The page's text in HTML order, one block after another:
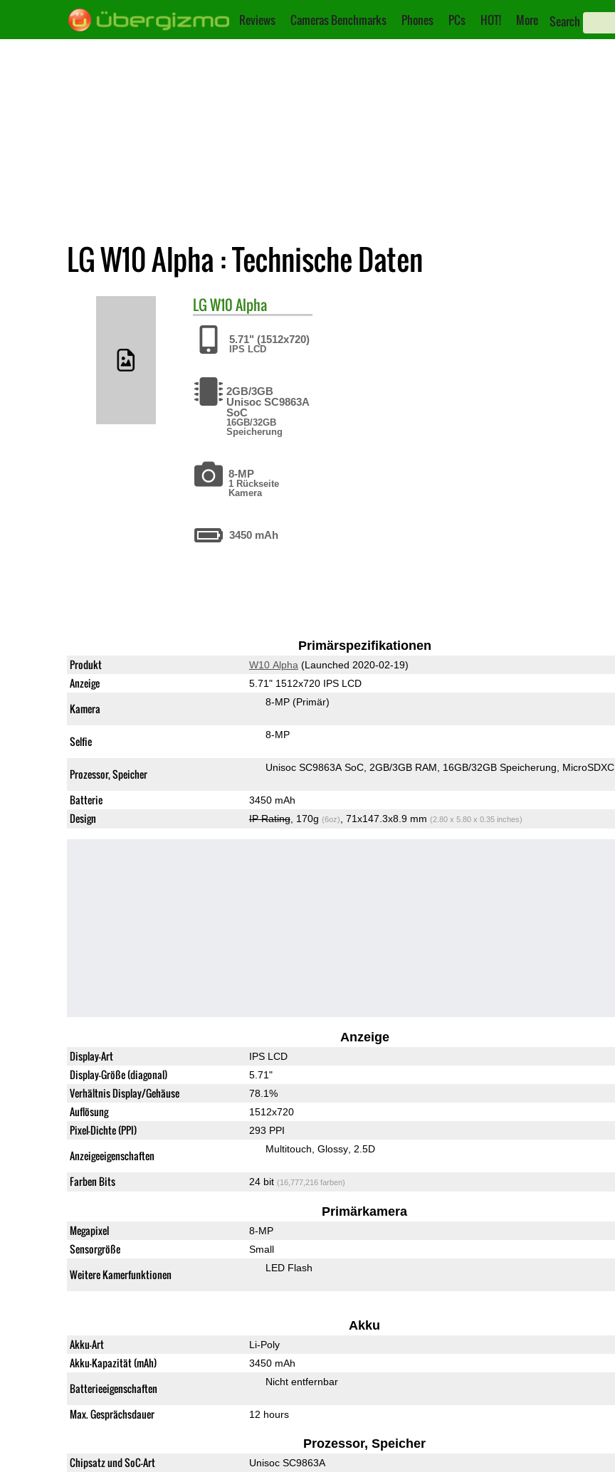
Reviews Cameras Benchmarks Phones PCs HOT! More Search
LG W10 Alpha : Technische Daten
LGW10 Alpha
5.71" (1512x720)
IPS LCD
2GB/3GB
Unisoc SC9863A
SoC
16GB/32GB
Speicherung
8-MP
1 Rückseite
Kamera
3450 mAh
Primärspezifikationen
Produkt W10 Alpha (Launched 2020-02-19)
Anzeige 5.71" 1512x720 IPS LCD
Kamera 8-MP (Primär)
Selfie 8-MP
Prozessor, Speicher Unisoc SC9863A SoC 2GB/3GB RAM 16GB/32GB Speicherung MicroSDXC
Batterie 3450 mAh
Design IP Rating, 170g (6oz) , 71x147.3x8.9 mm (2.80 x 5.80 x 0.35 inches)
Anzeige
Display-Art IPS LCD
Display-Größe (diagonal) 5.71"
Verhältnis Display/Gehäuse 78.1%
Auflösung 1512x720
Pixel-Dichte (PPI) 293 PPI
Anzeigeeigenschaften Multitouch Glossy 2.5D
Farben Bits 24 bit (16,777,216 farben)
Primärkamera
Megapixel 8-MP
Sensorgröße Small
Weitere Kamerfunktionen LED Flash
Akku
Akku-Art Li-Poly
Akku-Kapazität (mAh) 3450 mAh
Batterieeigenschaften Nicht entfernbar
Max. Gesprächsdauer 12 hours
Prozessor, Speicher
Chipsatz und SoC-Art Unisoc SC9863A